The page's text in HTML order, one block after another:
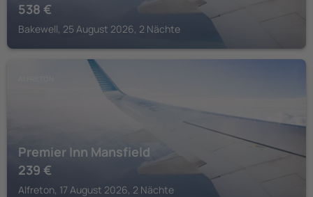
538 €
Bakewell, 25 August 2026, 2 Nächte
Premier Inn Mansfield
239 €
Alfreton, 17 August 2026, 2 Nächte